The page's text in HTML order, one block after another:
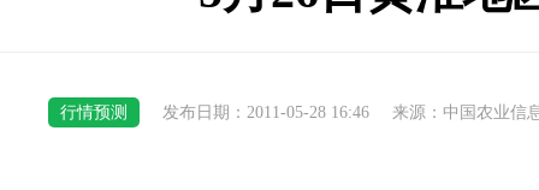
行情预测 发布日期：2011-05-28 16:46 来源：中国农业信